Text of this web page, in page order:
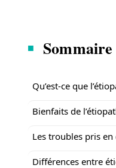
Sommaire
Qu’est-ce que
Bienfaits de
Les troubles pris en
Différences entre